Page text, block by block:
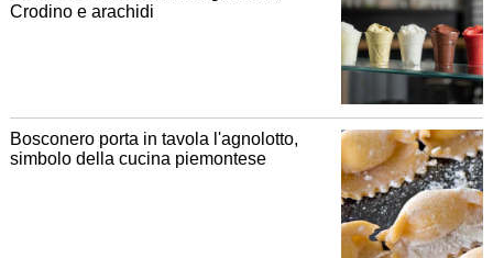
Crodino e arachidi
Bosconero porta in tavola l'agnolotto,
simbolo della cucina piemontese